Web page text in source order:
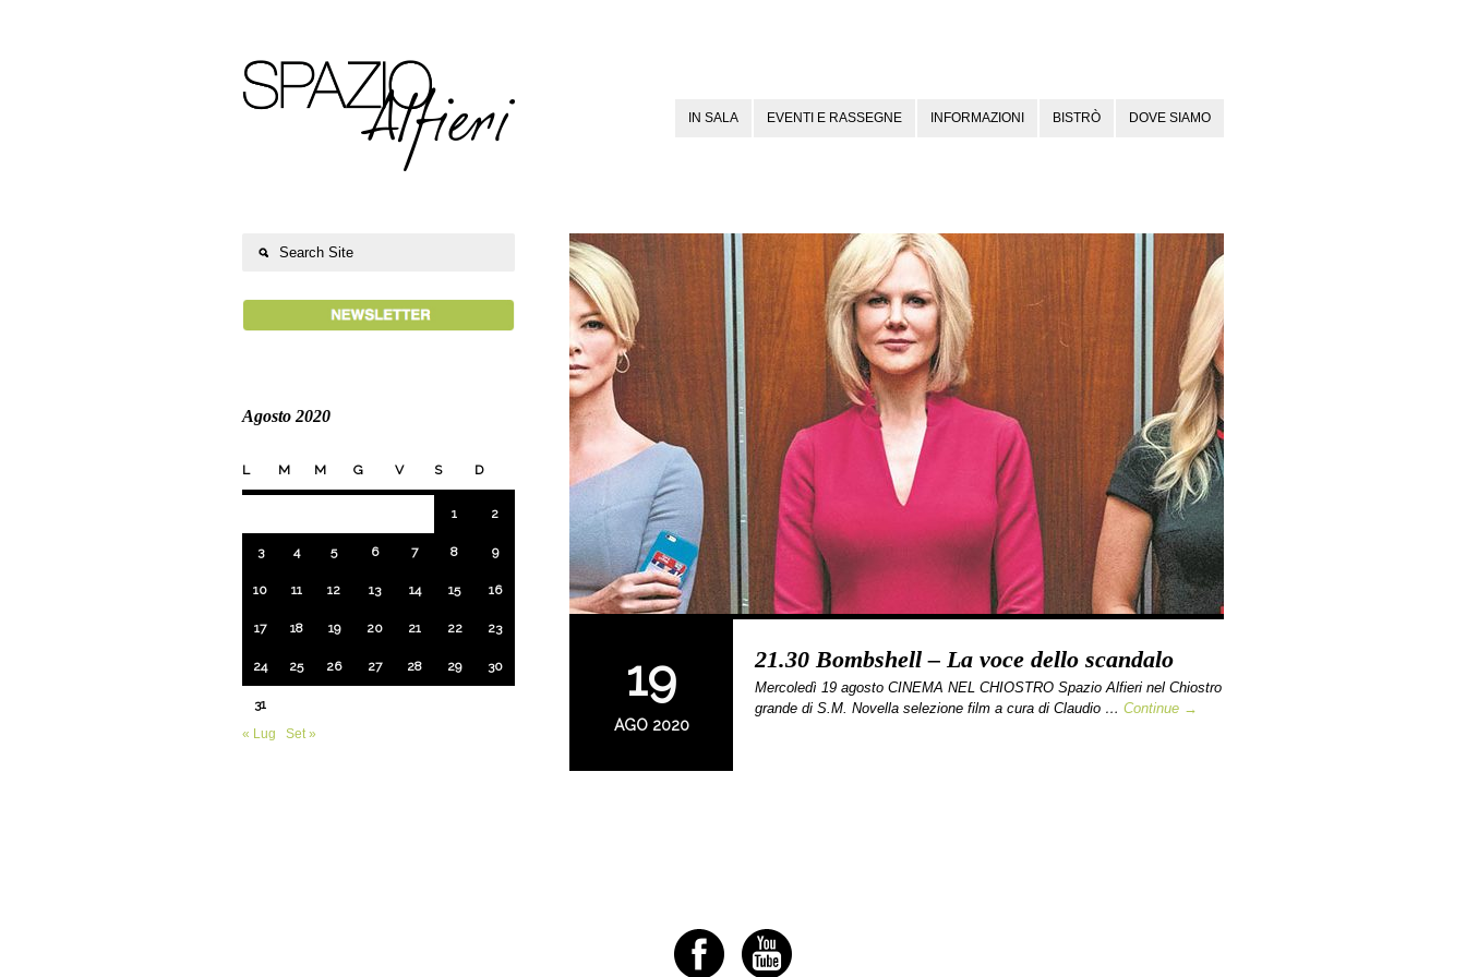
IN SALA EVENTI E RASSEGNE INFORMAZIONI BISTRÒ DOVE SIAMO
19
AGO 2020
21.30 Bombshell – La voce dello scandalo
Mercoledì 19 agosto CINEMA NEL CHIOSTRO Spazio Alfieri nel Chiostro
grande di S.M. Novella selezione film a cura di Claudio … Continue →
Agosto 2020
L M M G V S D
1 2
3 4 5 6 7 8 9
10 11 12 13 14 15 16
17 18 19 20 21 22 23
24 25 26 27 28 29 30
31
« Lug
Set »